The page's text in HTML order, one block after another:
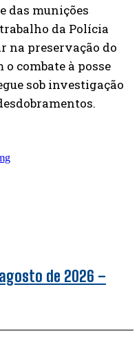
de 2026 –
das munições
da Polícia
na preservação do
combate à posse
sob investigação